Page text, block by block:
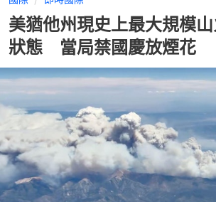
美猶他州現史上最大規模
狀態 當局禁國慶放煙花